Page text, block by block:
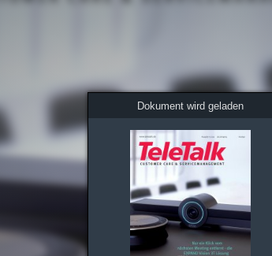
Dokument wird geladen